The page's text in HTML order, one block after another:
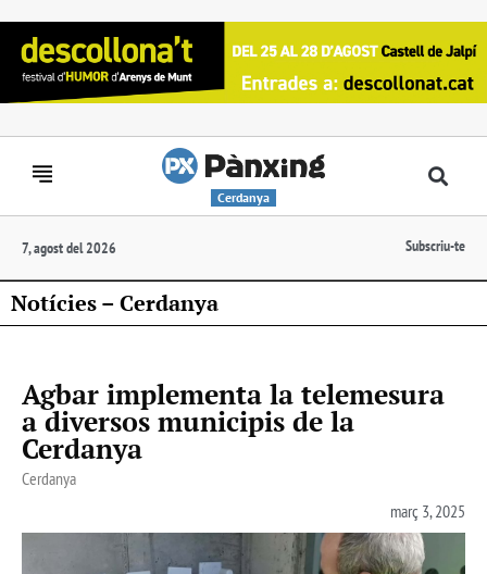
Cerdanya
7, agost del 2026 Subscriu-te
Notícies – Cerdanya
Agbar implementa la telemesura
a diversos municipis de la
Cerdanya
Cerdanya
març 3, 2025